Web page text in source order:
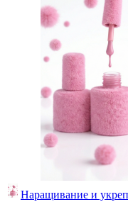
Наращивание и